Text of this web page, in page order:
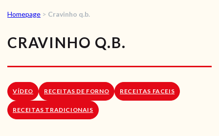
VÍDEOS
RECEITAS VEGGIE
SOBRE NÓS
LOJA ONLINE
Homepage > Cravinho q.b.
CRAVINHO Q.B.
VÍDEO RECEITAS DE FORNO RECEITAS FACEIS
RECEITAS TRADICIONAIS